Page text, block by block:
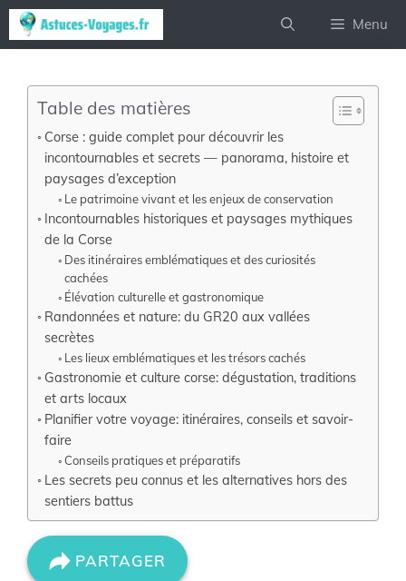
Aller
au
Menu
Table des matières
Corse : guide complet pour découvrir les
incontournables et secrets — panorama, histoire et
paysages d’exception
Le patrimoine vivant et les enjeux de conservation
Incontournables historiques et paysages mythiques
de la Corse
Des itinéraires emblématiques et des curiosités
cachées
Élévation culturelle et gastronomique
Randonnées et nature: du GR20 aux vallées
secrètes
Les lieux emblématiques et les trésors cachés
Gastronomie et culture corse: dégustation, traditions
et arts locaux
Planifier votre voyage: itinéraires, conseils et savoir-
faire
Conseils pratiques et préparatifs
Les secrets peu connus et les alternatives hors des
sentiers battus
PARTAGER